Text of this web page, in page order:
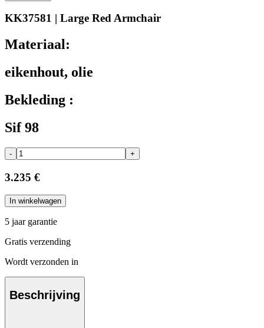
KK37581 | Large Red Armchair
Materiaal:
eikenhout, olie
Bekleding :
Sif 98
- +
3.235 €
In winkelwagen
5 jaar garantie
Gratis verzending
Wordt verzonden in
Beschrijving